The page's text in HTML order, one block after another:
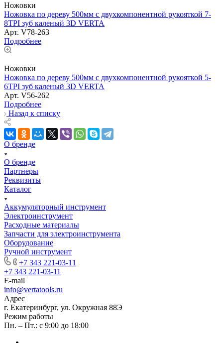
Ножовки
Ножовка по дереву 500мм с двухкомпонентной рукояткой 7-
8TPI зуб каленый 3D VERTA
Арт. V78-263
Подробнее
Ножовки
Ножовка по дереву 500мм с двухкомпонентной рукояткой 5-
6TPI зуб каленый 3D VERTA
Арт. V56-262
Подробнее
Назад к списку
О бренде
О бренде
Партнеры
Реквизиты
Каталог
Аккумуляторный инструмент
Электроинструмент
Расходные материалы
Запчасти для электроинструмента
Оборудование
Ручной инструмент
+7 343 221-03-11
+7 343 221-03-11
E-mail
info@vertatools.ru
Адрес
г. Екатеринбург, ул. Окружная 88Э
Режим работы
Пн. – Пт.: с 9:00 до 18:00